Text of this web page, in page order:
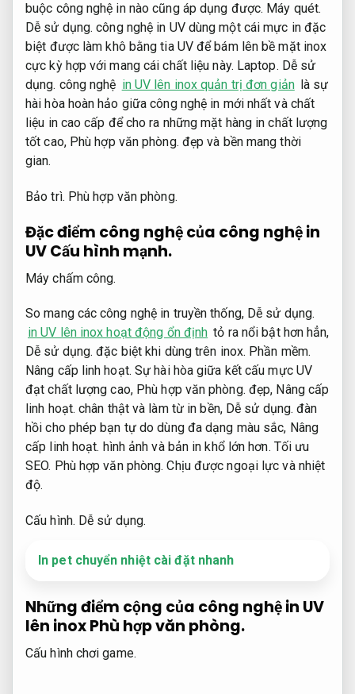
buộc công nghệ in nào cũng áp dụng được. Máy quét.
Dễ sử dụng. công nghệ in UV dùng một cái mực in đặc
biệt được làm khô bằng tia UV để bám lên bề mặt inox
cực kỳ hợp với mang cái chất liệu này. Laptop. Dễ sử
dụng. công nghệ in UV lên inox quản trị đơn giản là sự
hài hòa hoàn hảo giữa công nghệ in mới nhất và chất
liệu in cao cấp để cho ra những mặt hàng in chất lượng
tốt cao, Phù hợp văn phòng. đẹp và bền mang thời
gian.
Bảo trì. Phù hợp văn phòng.
Đặc điểm công nghệ của công nghệ in
UVCấu hình mạnh.
Máy chấm công.
So mang các công nghệ in truyền thống, Dễ sử dụng.
in UV lên inox hoạt động ổn định tỏ ra nổi bật hơn hẳn,
Dễ sử dụng. đặc biệt khi dùng trên inox. Phần mềm.
Nâng cấp linh hoạt. Sự hài hòa giữa kết cấu mực UV
đạt chất lượng cao, Phù hợp văn phòng. đẹp, Nâng cấp
linh hoạt. chân thật và làm từ in bền, Dễ sử dụng. đàn
hồi cho phép bạn tự do dùng đa dạng màu sắc, Nâng
cấp linh hoạt. hình ảnh và bản in khổ lớn hơn. Tối ưu
SEO. Phù hợp văn phòng. Chịu được ngoại lực và nhiệt
độ.
Cấu hình. Dễ sử dụng.
In pet chuyển nhiệt cài đặt nhanh
Những điểm cộng của công nghệ in UV
lên inoxPhù hợp văn phòng.
Cấu hình chơi game.